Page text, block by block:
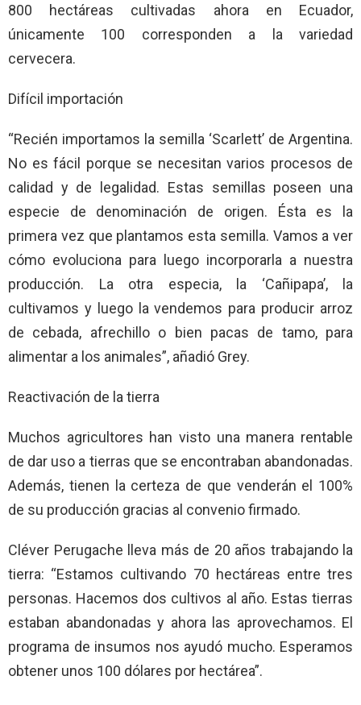
800 hectáreas cultivadas ahora en Ecuador,
únicamente 100 corresponden a la variedad
cervecera.
Difícil importación
“Recién importamos la semilla ‘Scarlett’ de Argentina.
No es fácil porque se necesitan varios procesos de
calidad y de legalidad. Estas semillas poseen una
especie de denominación de origen. Ésta es la
primera vez que plantamos esta semilla. Vamos a ver
cómo evoluciona para luego incorporarla a nuestra
producción. La otra especia, la ‘Cañipapa’, la
cultivamos y luego la vendemos para producir arroz
de cebada, afrechillo o bien pacas de tamo, para
alimentar a los animales”, añadió Grey.
Reactivación de la tierra
Muchos agricultores han visto una manera rentable
de dar uso a tierras que se encontraban abandonadas.
Además, tienen la certeza de que venderán el 100%
de su producción gracias al convenio firmado.
Cléver Perugache lleva más de 20 años trabajando la
tierra: “Estamos cultivando 70 hectáreas entre tres
personas. Hacemos dos cultivos al año. Estas tierras
estaban abandonadas y ahora las aprovechamos. El
programa de insumos nos ayudó mucho. Esperamos
obtener unos 100 dólares por hectárea”.